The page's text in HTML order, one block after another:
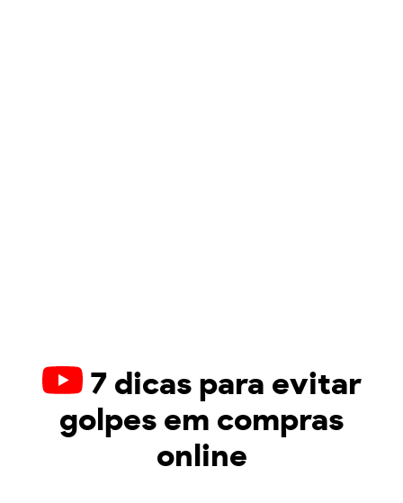
7 dicas para evitar
golpes em compras
online